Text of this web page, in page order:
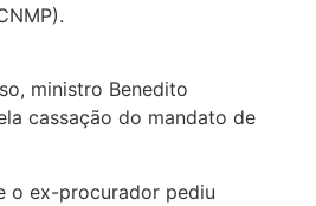
ministro Benedito
cassação do mandato de
o ex-procurador pediu